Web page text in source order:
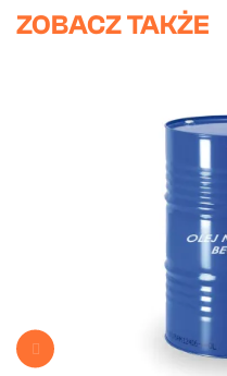
ZOBACZ TAKŻE